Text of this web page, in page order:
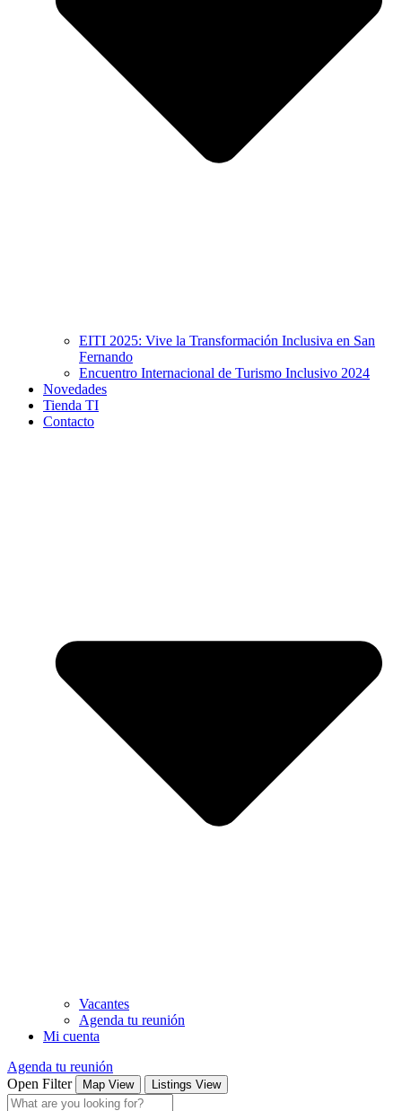
EITI 2025: Vive la Transformación Inclusiva en San
Fernando
Encuentro Internacional de Turismo Inclusivo 2024
Novedades
Tienda TI
Contacto
Vacantes
Agenda tu reunión
Mi cuenta
Agenda tu reunión
Open Filter
Map View Listings View